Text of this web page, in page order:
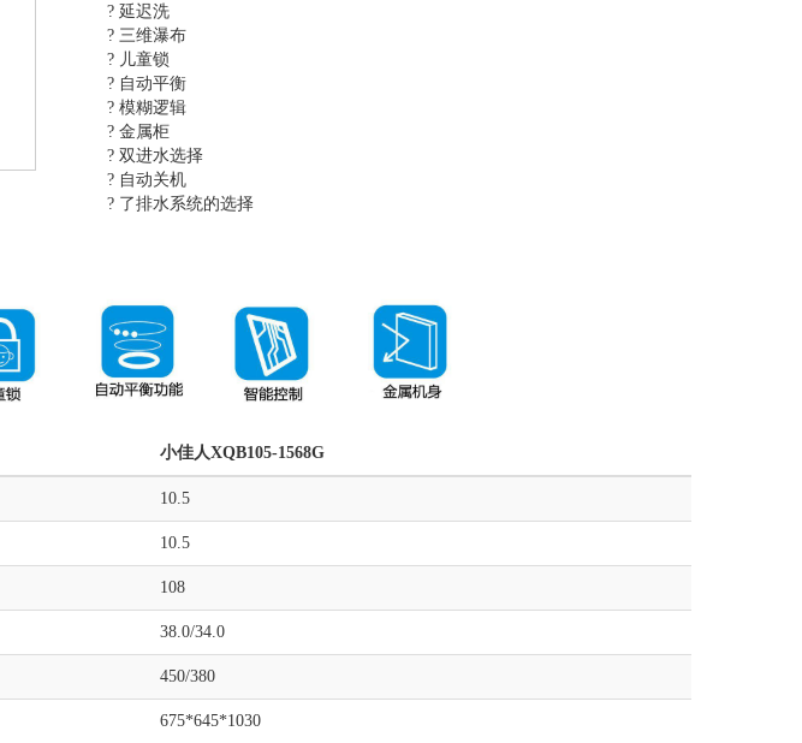
? 延迟洗
? 三维瀑布
? 儿童锁
? 自动平衡
? 模糊逻辑
? 金属柜
? 双进水选择
? 自动关机
? 了排水系统的选择
小佳人XQB105-1568G
10.5
10.5
108
38.0/34.0
450/380
675*645*1030